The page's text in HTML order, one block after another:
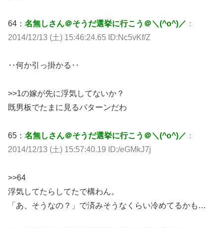
64： 名無しさん＠そうだ選挙に行こう＠＼(^o^)／ ：
2014/12/13 (土) 15:46:24.65 ID:Nc5vKf/Z
‥何か引っ掛かる‥
>>1の嫁が先に浮気してないか？
既男板でたまに見るパターンだわ
65： 名無しさん＠そうだ選挙に行こう＠＼(^o^)／ ：
2014/12/13 (土) 15:57:40.19 ID:/eGMkJ7j
>>64
浮気してたらしてたで構わん。
「あ、そうなの？」で済みそうなくらい冷めてるかも…